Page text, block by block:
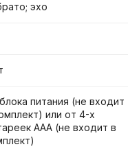
эхо
питания (не входит
или от 4-х
AAA (не входит в